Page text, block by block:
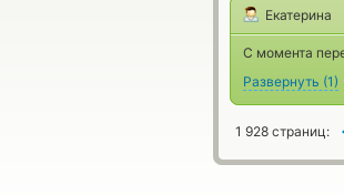
Екатерина
С момента
Развернуть (1)
1 928 страниц: